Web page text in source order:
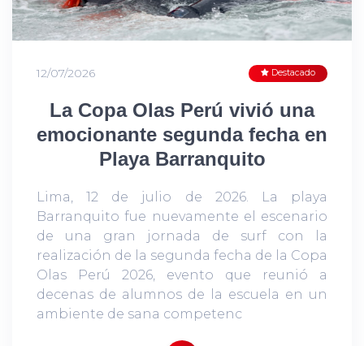
12/07/2026 Destacado
La Copa Olas Perú vivió una
emocionante segunda fecha en
Playa Barranquito
Lima, 12 de julio de 2026. La playa
Barranquito fue nuevamente el escenario
de una gran jornada de surf con la
realización de la segunda fecha de la Copa
Olas Perú 2026, evento que reunió a
decenas de alumnos de la escuela en un
ambiente de sana competenc